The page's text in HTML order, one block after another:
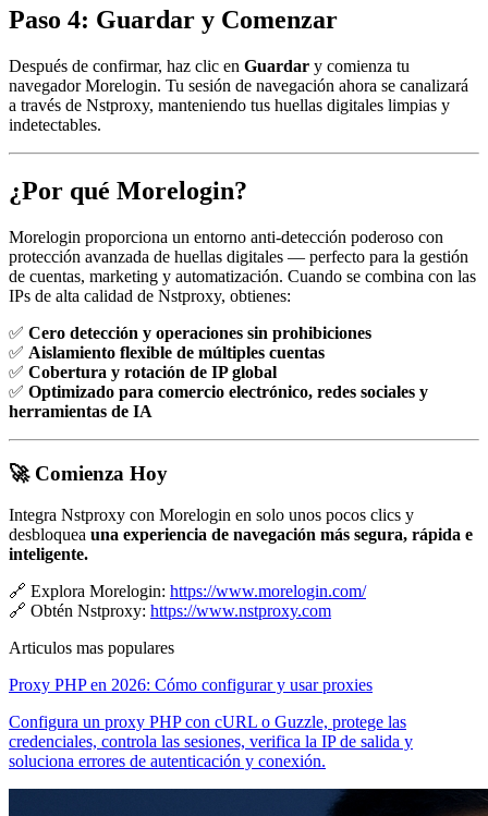
Paso 4: Guardar y Comenzar
Después de confirmar, haz clic en Guardar y comienza tu
navegador Morelogin. Tu sesión de navegación ahora se canalizará
a través de Nstproxy, manteniendo tus huellas digitales limpias y
indetectables.
¿Por qué Morelogin?
Morelogin proporciona un entorno anti-detección poderoso con
protección avanzada de huellas digitales — perfecto para la gestión
de cuentas, marketing y automatización. Cuando se combina con las
IPs de alta calidad de Nstproxy, obtienes:
✅ Cero detección y operaciones sin prohibiciones
✅ Aislamiento flexible de múltiples cuentas
✅ Cobertura y rotación de IP global
✅ Optimizado para comercio electrónico, redes sociales y
herramientas de IA
🚀 Comienza Hoy
Integra Nstproxy con Morelogin en solo unos pocos clics y
desbloquea una experiencia de navegación más segura, rápida e
inteligente.
🔗 Explora Morelogin: https://www.morelogin.com/
🔗 Obtén Nstproxy: https://www.nstproxy.com
Articulos mas populares
Proxy PHP en 2026: Cómo configurar y usar proxies
Configura un proxy PHP con cURL o Guzzle, protege las
credenciales, controla las sesiones, verifica la IP de salida y
soluciona errores de autenticación y conexión.